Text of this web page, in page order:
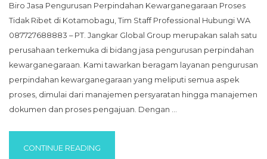
Biro Jasa Pengurusan Perpindahan Kewarganegaraan Proses
Tidak Ribet di Kotamobagu, Tim Staff Professional Hubungi WA
087727688883 – PT. Jangkar Global Group merupakan salah satu
perusahaan terkemuka di bidang jasa pengurusan perpindahan
kewarganegaraan. Kami tawarkan beragam layanan pengurusan
perpindahan kewarganegaraan yang meliputi semua aspek
proses, dimulai dari manajemen persyaratan hingga manajemen
dokumen dan proses pengajuan. Dengan …
CONTINUE READING